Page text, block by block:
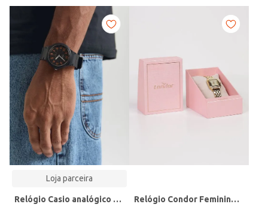
Loja parceira
Relógio Casio analógico MW-240-4BVDF-SC Relógio Condor Feminino DOURADO